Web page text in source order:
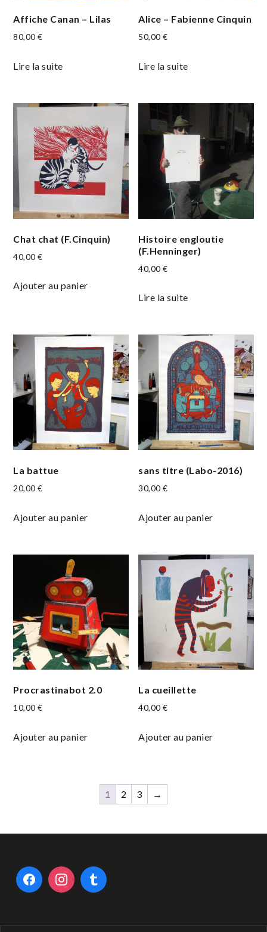
Affiche Canan – Lilas
80,00€
Lire la suite
Alice – Fabienne Cinquin
50,00€
Lire la suite
Chat chat (F.Cinquin)
40,00€
Ajouter au panier
Histoire engloutie
(F.Henninger)
40,00€
Lire la suite
La battue
20,00€
Ajouter au panier
sans titre (Labo-2016)
30,00€
Ajouter au panier
Procrastinabot 2.0
10,00€
Ajouter au panier
La cueillette
40,00€
Ajouter au panier
1 2 3 →